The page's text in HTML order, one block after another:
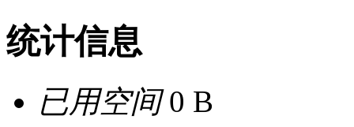
统计信息
已用空间0 B